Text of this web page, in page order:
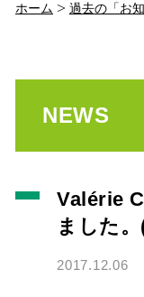
ホーム 過去の「お知
NEWS
Valérie
ました
2017.12.06